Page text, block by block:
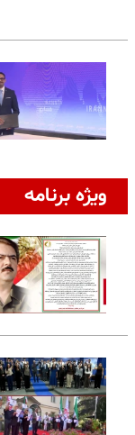
ویژه برنامه